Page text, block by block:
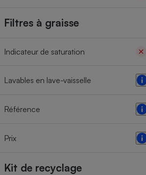
Filtres à graisse
Indicateur de saturation
Lavables en lave-vaisselle
Référence
Prix
Kit de recyclage